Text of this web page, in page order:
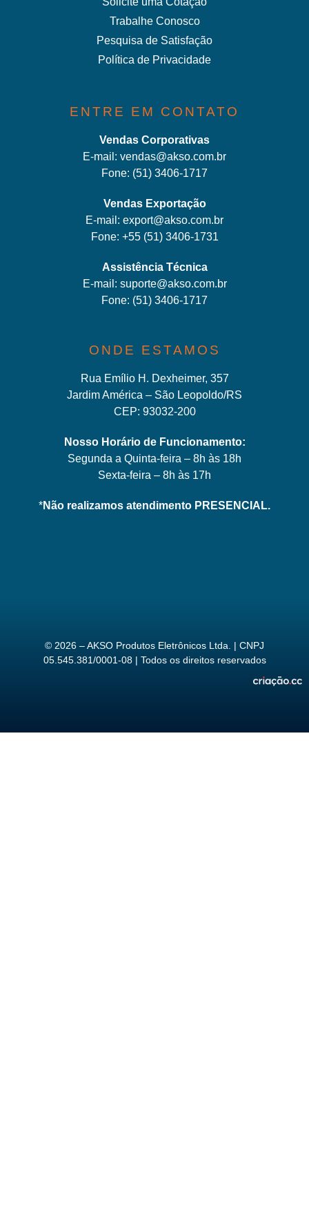
Trabalhe Conosco
Pesquisa de Satisfação
Política de Privacidade
ENTRE EM CONTATO
Vendas Corporativas
E-mail: vendas@akso.com.br
Fone: (51) 3406-1717
Vendas Exportação
E-mail: export@akso.com.br
Fone: +55 (51) 3406-1731
Assistência Técnica
E-mail: suporte@akso.com.br
Fone: (51) 3406-1717
ONDE ESTAMOS
Rua Emílio H. Dexheimer, 357
Jardim América – São Leopoldo/RS
CEP: 93032-200
Nosso Horário de Funcionamento:
Segunda a Quinta-feira – 8h às 18h
Sexta-feira – 8h às 17h
*Não realizamos atendimento PRESENCIAL.
© 2026 – AKSO Produtos Eletrônicos Ltda. | CNPJ
05.545.381/0001-08 | Todos os direitos reservados